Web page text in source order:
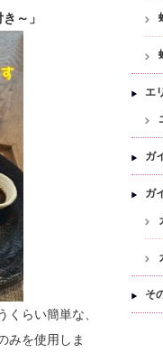
～」
らい簡単な、
みを使用しま
エ
ガ
ガ
そ